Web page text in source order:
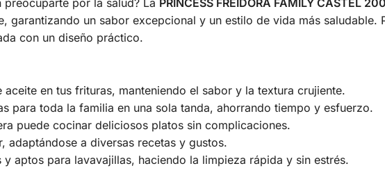
garantizando un sabor excepcional y un estilo de vida más saludable.
con un diseño práctico.
aceite en tus frituras, manteniendo el sabor y la textura crujiente.
para toda la familia en una sola tanda, ahorrando tiempo y esfuerzo.
puede cocinar deliciosos platos sin complicaciones.
adaptándose a diversas recetas y gustos.
y aptos para lavavajillas, haciendo la limpieza rápida y sin estrés.